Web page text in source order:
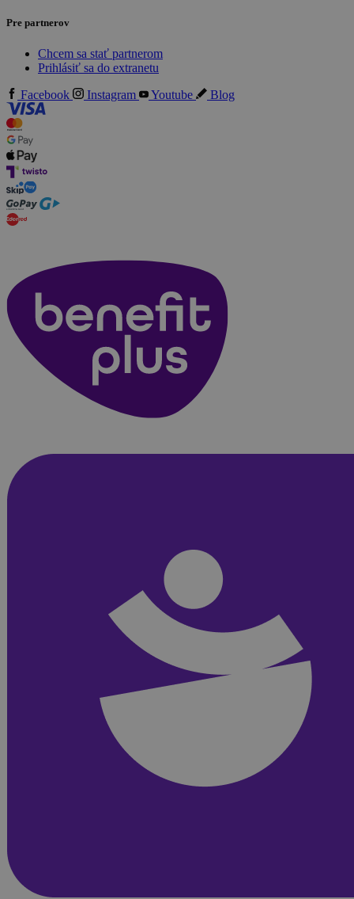
Pre partnerov
Chcem sa stať partnerom
Prihlásiť sa do extranetu
Facebook
Instagram Youtube Blog